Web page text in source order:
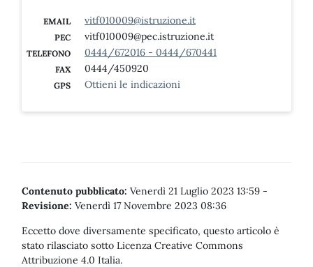
EMAIL vitf010009@istruzione.it
PEC vitf010009@pec.istruzione.it
TELEFONO 0444/672016 - 0444/670441
FAX 0444/450920
GPS Ottieni le indicazioni
Contenuto pubblicato: Venerdì 21 Luglio 2023 13:59 -
Revisione: Venerdì 17 Novembre 2023 08:36
Eccetto dove diversamente specificato, questo articolo è
stato rilasciato sotto Licenza Creative Commons
Attribuzione 4.0 Italia.